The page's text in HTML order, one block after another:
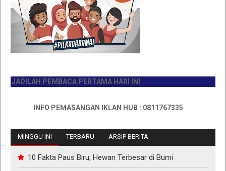
PEMBACA PERTAMA HARI INI
INFO PEMASANGAN IKLAN HUB : 0811767335
MINGGU INI TERBARU ARSIP BERITA
10 Fakta Paus Biru, Hewan Terbesar di Bumi